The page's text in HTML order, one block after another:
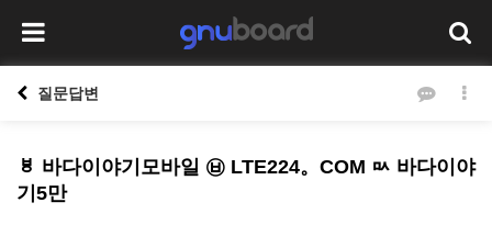
질문답변
ㅸ 바다이야기모바일 ㉥ LTE224。COM ㅯ 바다이야
기5만